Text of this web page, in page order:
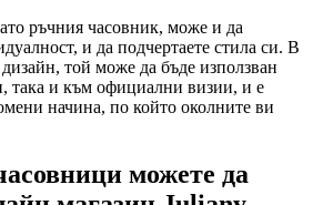
ръчния часовник, може и да
и да подчертаете стила си. В
той може да бъде използван
така и към официални визии, и е
начина, по който околните ви
можете да